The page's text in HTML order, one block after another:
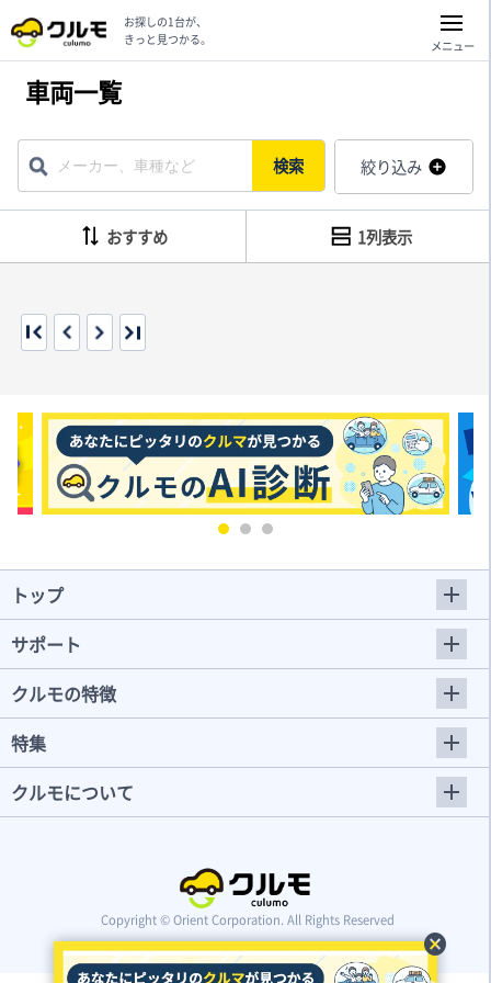
cancel
お探しの1台が、
きっと見つかる。
メニュー
車両一覧
検索 絞り込み
おすすめ 1列表示
トップ
サポート
クルモの特徴
特集
クルモについて
Copyright © Orient Corporation. All Rights Reserved